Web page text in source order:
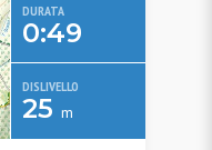
DURATA
0:49
DISLIVELLO
25 m